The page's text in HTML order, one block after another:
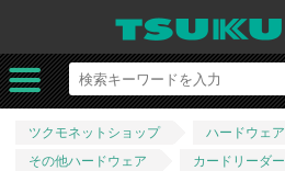
ツクモネットショップ
ハードウェア
その他ハードウェア
カードリーダー